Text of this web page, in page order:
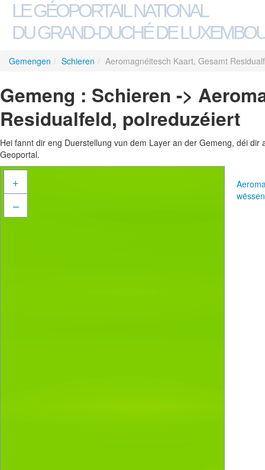
LE GÉOPORTAIL NATIONAL
DU GRAND-DUCHÉ DE
Gemengen / Schieren / Aeromagnéitesch Kaart, Gesamt
Gemeng : Schieren ->
Residualfeld, polreduzéiert
Hei fannt dir eng Duerstellung vun dem Layer an der Gemeng, déi
Geoportal.
+
–